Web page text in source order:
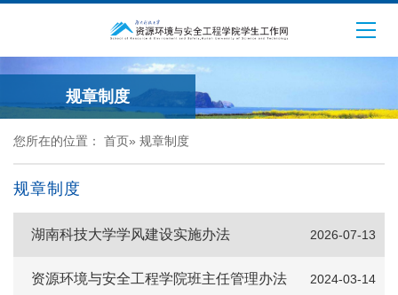
规章制度
您所在的位置： 首页» 规章制度
规章制度
2026-07-13
湖南科技大学学风建设实施办法
2024-03-14
资源环境与安全工程学院班主任管理办法